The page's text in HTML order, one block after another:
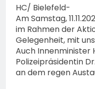
HC/ Bielefeld-
Am Samstag,
im Rahmen der
Gelegenheit, mit
Auch Innenminister
Polizeipräsidentin
an dem regen